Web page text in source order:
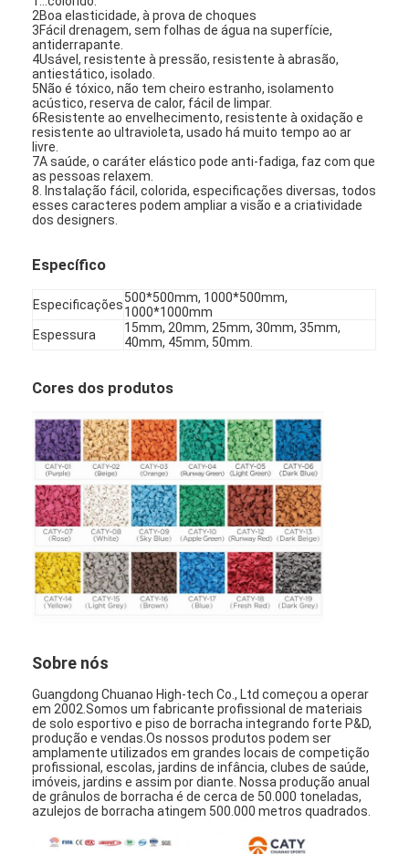
Sobre nós
Excursão da fábrica
Controle da qualidade
Contacte-nos
Notícia
Conversar Agora
Piso de borracha desportiva
Piso de borracha de parque infantil
Pavimentos de borracha de condicionamento
Grânulo de borracha de EPDM
Pavimentos de borracha para uso comercial
Pavimentadores de borracha interligados
grama artificial plena
Grânulo de borracha de SBR
grama artificial do relvado
Instalação de pista de corrida
2Boa elasticidade, à prova de choques
3Fácil drenagem, sem folhas de água na superfície,
antiderrapante.
4Usável, resistente à pressão, resistente à abrasão,
antiestático, isolado.
5Não é tóxico, não tem cheiro estranho, isolamento
acústico, reserva de calor, fácil de limpar.
6Resistente ao envelhecimento, resistente à oxidação e
resistente ao ultravioleta, usado há muito tempo ao ar
livre.
7A saúde, o caráter elástico pode anti-fadiga, faz com que
as pessoas relaxem.
8. Instalação fácil, colorida, especificações diversas, todos
esses caracteres podem ampliar a visão e a criatividade
dos designers.
Específico
Especificações500*500mm, 1000*500mm,
1000*1000mm
Espessura
15mm, 20mm, 25mm, 30mm, 35mm,
40mm, 45mm, 50mm.
Cores dos produtos
Sobre nós
Guangdong Chuanao High-tech Co., Ltd começou a operar
em 2002.Somos um fabricante profissional de materiais
de solo esportivo e piso de borracha integrando forte P&D,
produção e vendas.Os nossos produtos podem ser
amplamente utilizados em grandes locais de competição
profissional, escolas, jardins de infância, clubes de saúde,
imóveis, jardins e assim por diante. Nossa produção anual
de grânulos de borracha é de cerca de 50.000 toneladas,
azulejos de borracha atingem 500.000 metros quadrados.